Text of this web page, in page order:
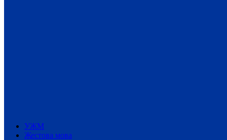
УЖМ
Жестова мова